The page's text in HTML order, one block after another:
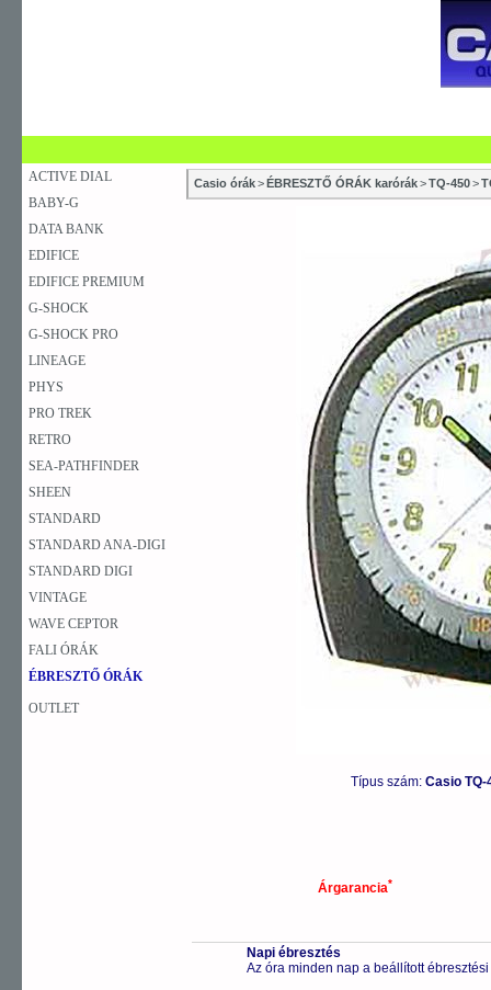
ACTIVE DIAL
BABY-G
DATA BANK
EDIFICE
EDIFICE PREMIUM
G-SHOCK
G-SHOCK PRO
LINEAGE
PHYS
PRO TREK
RETRO
SEA-PATHFINDER
SHEEN
STANDARD
STANDARD ANA-DIGI
STANDARD DIGI
VINTAGE
WAVE CEPTOR
FALI ÓRÁK
ÉBRESZTŐ ÓRÁK
OUTLET
Casio órák>ÉBRESZTŐ ÓRÁK karórák>TQ-450>
Típus szám: Casio TQ-
Árgarancia*
Napi ébresztés
Az óra minden nap a beállított